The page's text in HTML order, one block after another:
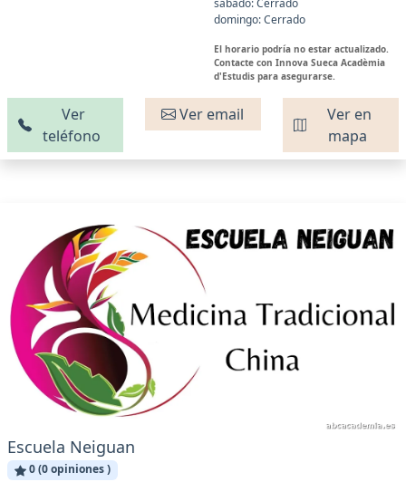
sábado: Cerrado
domingo: Cerrado
El horario podría no estar actualizado.
Contacte con Innova Sueca Acadèmia
d'Estudis para asegurarse.
Ver
teléfono
Ver email
Ver en
mapa
Escuela Neiguan
0 (0 opiniones )